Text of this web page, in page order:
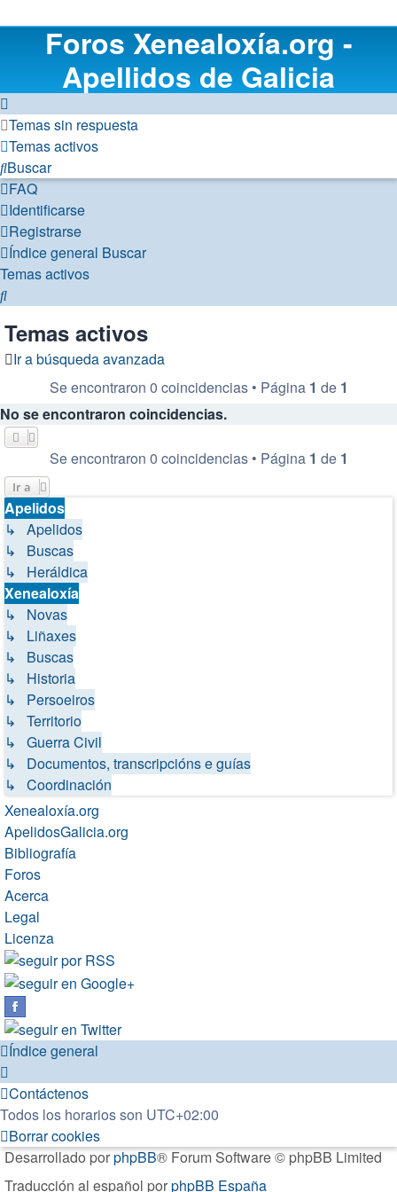
Foros Xenealoxía.org -
Apellidos de Galicia
Temas sin respuesta
Temas activos
Buscar
FAQ
Identificarse
Registrarse
Índice general Buscar
Temas activos
Buscar
Temas activos
Ir a búsqueda avanzada
Se encontraron 0 coincidencias • Página 1 de 1
No se encontraron coincidencias.
Se encontraron 0 coincidencias • Página 1 de 1
Ir a
Apelidos
↳ Apelidos
↳ Buscas
↳ Heráldica
Xenealoxía
↳ Novas
↳ Liñaxes
↳ Buscas
↳ Historia
↳ Persoeiros
↳ Territorio
↳ Guerra Civil
↳ Documentos, transcripcións e guías
↳ Coordinación
Xenealoxía.org
ApelidosGalicia.org
Bibliografía
Foros
Acerca
Legal
Licenza
Índice general
Contáctenos
Todos los horarios son UTC+02:00
Borrar cookies
Desarrollado porphpBB® Forum Software © phpBB Limited
Traducción al español porphpBB España